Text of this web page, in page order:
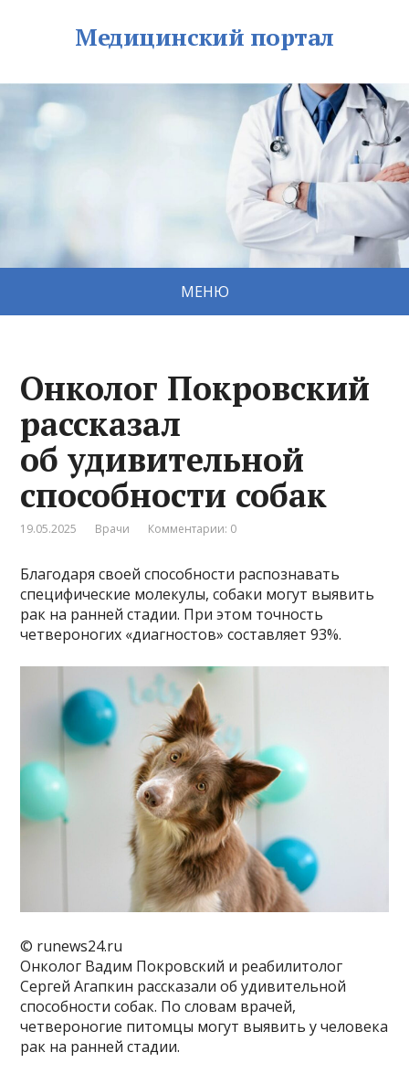
Медицинский портал
МЕНЮ
Онколог Покровский
рассказал
об удивительной
способности собак
19.05.2025 Врачи Комментарии: 0
Благодаря своей способности распознавать
специфические молекулы, собаки могут выявить
рак на ранней стадии. При этом точность
четвероногих «диагностов» составляет 93%.
© runews24.ru
Онколог Вадим Покровский и реабилитолог
Сергей Агапкин рассказали об удивительной
способности собак. По словам врачей,
четвероногие питомцы могут выявить у человека
рак на ранней стадии.